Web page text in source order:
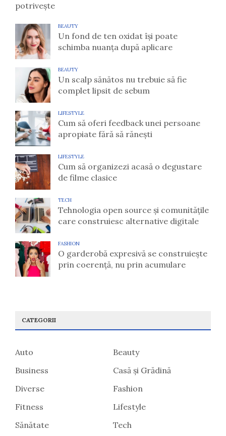
potrivește
BEAUTY
Un fond de ten oxidat își poate
schimba nuanța după aplicare
BEAUTY
Un scalp sănătos nu trebuie să fie
complet lipsit de sebum
LIFESTYLE
Cum să oferi feedback unei persoane
apropiate fără să rănești
LIFESTYLE
Cum să organizezi acasă o degustare
de filme clasice
TECH
Tehnologia open source și comunitățile
care construiesc alternative digitale
FASHION
O garderobă expresivă se construiește
prin coerență, nu prin acumulare
CATEGORII
Auto
Beauty
Business
Casă și Grădină
Diverse
Fashion
Fitness
Lifestyle
Sănătate
Tech